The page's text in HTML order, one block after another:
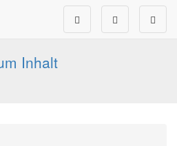
und Tourenfahrer
Inhalt